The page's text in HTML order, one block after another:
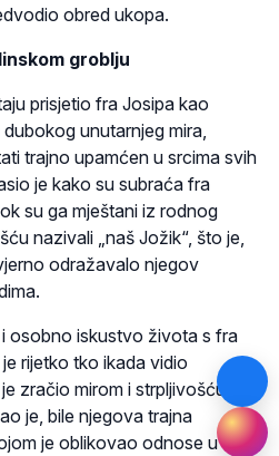
obred ukopa.
groblju
prisjetio fra Josipa kao
unutarnjeg mira,
trajno upamćen u srcima svih
je kako su subraća fra
su ga mještani iz rodnog
nazivali „naš Jožik“, što je,
odražavalo njegov
osobno iskustvo života s fra
rijetko tko ikada vidio
zračio mirom i strpljivošću.
je, bile njegova trajna
je oblikovao odnose u